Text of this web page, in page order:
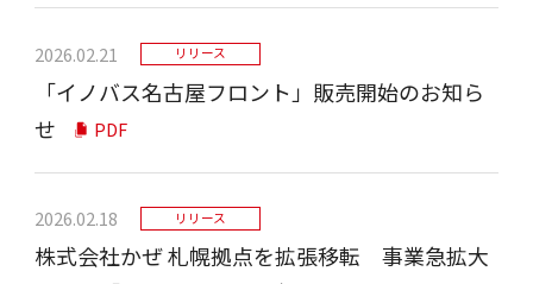
2026.02.21 リリース
「イノバス名古屋フロント」販売開始のお知ら
せ
PDF
2026.02.18 リリース
株式会社かぜ 札幌拠点を拡張移転 事業急拡⼤